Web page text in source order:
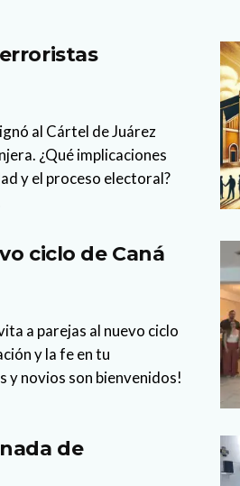
al Cártel de Juárez
¿Qué implicaciones
y el proceso electoral?
ciclo de Caná
a parejas al nuevo ciclo
y la fe en tu
y novios son bienvenidos!
de